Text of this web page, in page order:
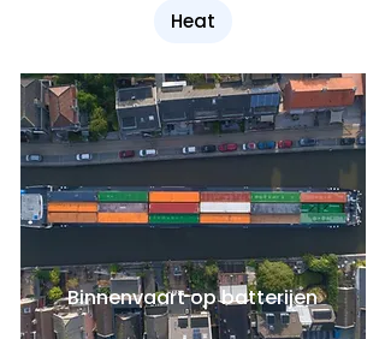
Heat
Binnenvaart op batterijen